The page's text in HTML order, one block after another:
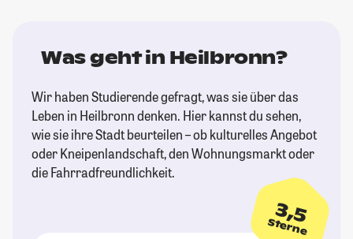
Was geht in Heilbronn?
Wir haben Studierende gefragt, was sie über das
Leben in Heilbronn denken. Hier kannst du sehen,
wie sie ihre Stadt beurteilen – ob kulturelles Angebot
oder Kneipenlandschaft, den Wohnungsmarkt oder
die Fahrradfreundlichkeit.
3,5
Sterne